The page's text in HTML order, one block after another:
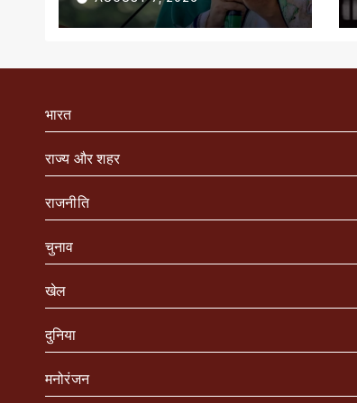
भारत
राज्य और शहर
राजनीति
चुनाव
खेल
दुनिया
मनोरंजन